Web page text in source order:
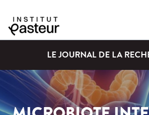
LE JOURNAL DE LA